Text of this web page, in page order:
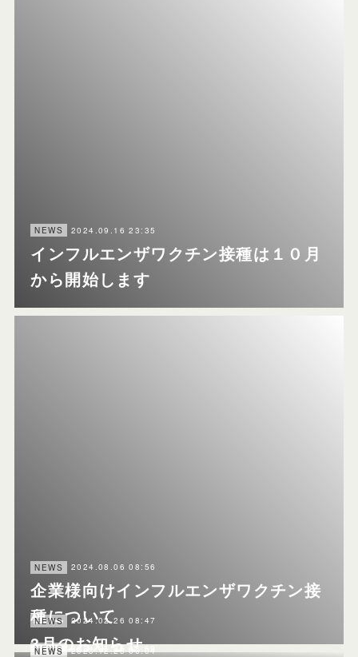
NEWS 2024.09.16 23:35
インフルエンザワクチン接種は１０月
から開始します
NEWS 2024.08.06 08:56
企業様向けインフルエンザワクチン接
種について
NEWS 2024.02.26 08:47
3月のお知らせ
NEWS
NEWS 2023.12.25 06:04